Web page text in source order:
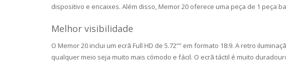
dispositivo e encaixes. Além disso, Memor 20 oferece uma peça de 1 peça
Melhor visibilidade
O Memor 20 inclui um ecrã Full HD de 5.72”” em formato 18:9. A retro
qualquer meio seja muito mais cómodo e fácil. O ecrã táctil é muito